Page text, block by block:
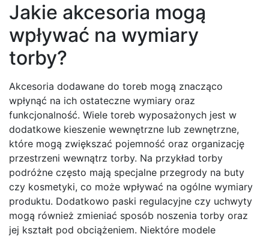
Jakie akcesoria mogą
wpływać na wymiary
torby?
Akcesoria dodawane do toreb mogą znacząco
wpłynąć na ich ostateczne wymiary oraz
funkcjonalność. Wiele toreb wyposażonych jest w
dodatkowe kieszenie wewnętrzne lub zewnętrzne,
które mogą zwiększać pojemność oraz organizację
przestrzeni wewnątrz torby. Na przykład torby
podróżne często mają specjalne przegrody na buty
czy kosmetyki, co może wpływać na ogólne wymiary
produktu. Dodatkowo paski regulacyjne czy uchwyty
mogą również zmieniać sposób noszenia torby oraz
jej kształt pod obciążeniem. Niektóre modele